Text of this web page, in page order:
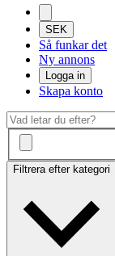
SEK
Så funkar det
Ny annons
Logga in
Skapa konto
Filtrera efter kategori